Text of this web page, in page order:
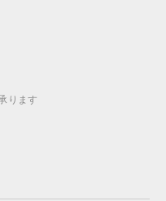
ります